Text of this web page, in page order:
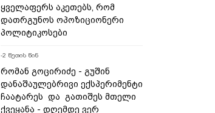
ყველაფერს აკეთებს, რომ
დათრგუნოს ოპოზიციონერი
პოლიტიკოსები
-2 წუთის წინ
რომან გოცირიძე - გუშინ
დანაშაულებრივი ექსპერიმენტი
ჩაატარეს და გათიშეს მთელი
ქვეყანა - დღემდე ვერ